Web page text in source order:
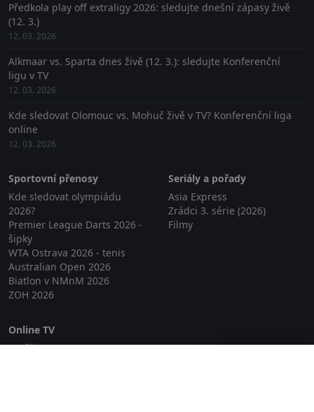
Předkola play off extraligy 2026: sledujte dnešní zápasy živě
(12. 3.)
12. 03. 2026
Alkmaar vs. Sparta dnes živě (12. 3.): sledujte Konferenční
ligu v TV
12. 03. 2026
Kde sledovat Olomouc vs. Mohuč živě v TV? Konferenční liga
online
12. 03. 2026
Sportovní přenosy
Kde sledovat olympiádu
2026?
Premier League Darts 2026 -
šipky
WTA Ostrava 2026 - tenis
Australian Open 2026
Biatlon v NMnM 2026
ZOH 2026
Seriály a pořady
Asia Express
Zrádci 3. série (2026)
Filmy
Online TV
Lepší.TV